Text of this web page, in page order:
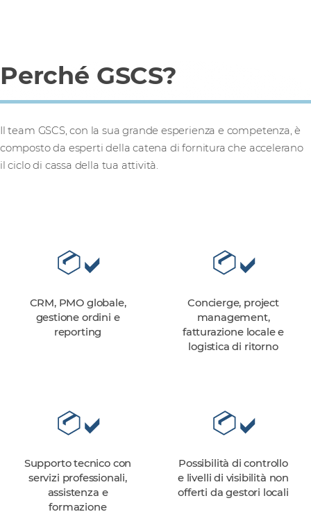
Perché GSCS?
Il team GSCS, con la sua grande esperienza e competenza, è
composto da esperti della catena di fornitura che accelerano
il ciclo di cassa della tua attività.
CRM, PMO globale,
gestione ordini e
reporting
Concierge, project
management,
fatturazione locale e
logistica di ritorno
Supporto tecnico con
servizi professionali,
assistenza e
formazione
Possibilità di controllo
e livelli di visibilità non
offerti da gestori locali